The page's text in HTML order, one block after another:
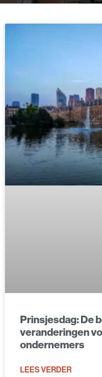
Prinsjesdag: De
veranderingen
ondernemers
LEES VERDER